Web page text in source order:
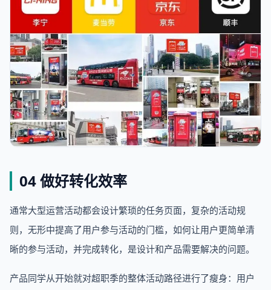
04 做好转化效率
通常大型运营活动都会设计繁琐的任务页面，复杂的活动规
则，无形中提高了用户参与活动的门槛，如何让用户更简单清
晰的参与活动，并完成转化，是设计和产品需要解决的问题。
产品同学从开始就对超职季的整体活动路径进行了瘦身：用户